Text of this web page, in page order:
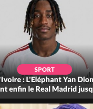
SPORT
: L'Eléphant Yan
enfin le Real Madrid